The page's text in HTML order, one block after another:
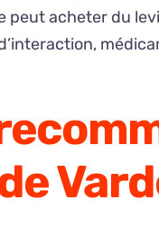
acheter du